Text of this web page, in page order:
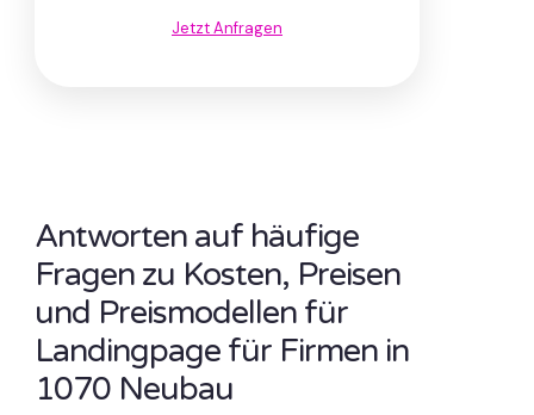
Jetzt Anfragen
Antworten auf häufige
Fragen zu Kosten, Preisen
und Preismodellen für
Landingpage für Firmen in
1070 Neubau